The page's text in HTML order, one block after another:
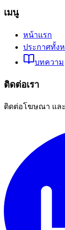
เมนู
หน้าแรก
ประกาศทั้ง
บทความ
ติดต่อเรา
ติดต่อโฆษณา แล